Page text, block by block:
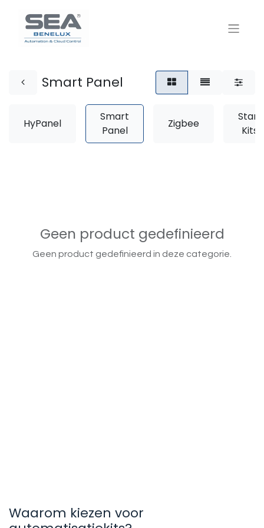
Smart Panel
HyPanel
Smart
Panel
Zigbee
Start
Kits
Geen product gedefinieerd
Geen product gedefinieerd in deze categorie.
Waarom kiezen voor